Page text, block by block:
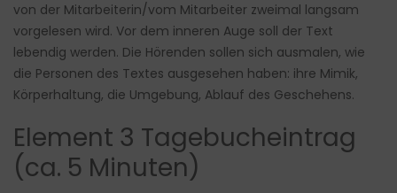
von der Mitarbeiterin/vom Mitarbeiter zweimal langsam
vorgelesen wird. Vor dem inneren Auge soll der Text
lebendig werden. Die Hörenden sollen sich ausmalen, wie
die Personen des Textes ausgesehen haben: ihre Mimik,
Körperhaltung, die Umgebung, Ablauf des Geschehens.
Element 3 Tagebucheintrag
(ca. 5 Minuten)